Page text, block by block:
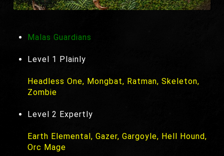
Malas Guardians
Level 1 Plainly
Headless One, Mongbat, Ratman, Skeleton,
Zombie
Level 2 Expertly
Earth Elemental, Gazer, Gargoyle, Hell Hound,
Orc Mage